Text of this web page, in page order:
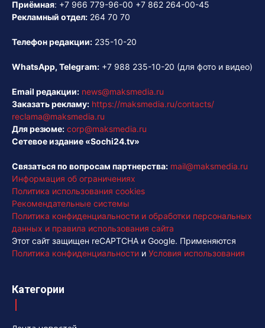
Приёмная: +7 966 779-96-00 +7 862 264-00-45
Рекламный отдел: 264 70 70
Телефон редакции: 235-10-20
WhatsApp, Telegram: +7 988 235-10-20 (для фото и видео)
Email редакции: news@maksmedia.ru
Заказать рекламу: https://maksmedia.ru/contacts/
reclama@maksmedia.ru
Для резюме: corp@maksmedia.ru
Сетевое издание «Sochi24.tv»
Связаться по вопросам партнерства: mail@maksmedia.ru
Информация об ограничениях
Политика использования cookies
Рекомендательные системы
Политика конфиденциальности и обработки персональных
данных и правила использования сайта
Этот сайт защищен reCAPTCHA и Google. Применяются
Политика конфиденциальности и Условия использования
Категории